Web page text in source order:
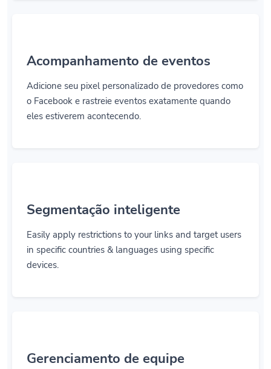
Acompanhamento de eventos
Adicione seu pixel personalizado de provedores como
o Facebook e rastreie eventos exatamente quando
eles estiverem acontecendo.
Segmentação inteligente
Easily apply restrictions to your links and target users
in specific countries & languages using specific
devices.
Gerenciamento de equipe